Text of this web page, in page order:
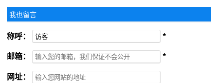
我也留言
称呼： *
邮箱： *
网址：